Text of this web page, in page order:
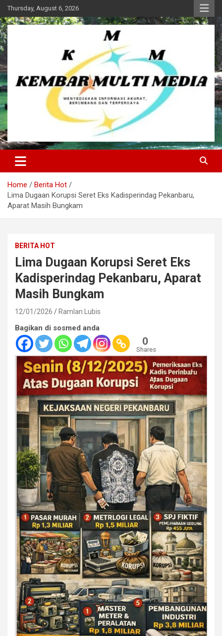
Skip
to
content
Thursday, August 6, 2026
Kembar Multi Media
Home
Berita Hot
Lima Dugaan Korupsi Seret Eks Kadisperindag Pekanbaru,
Aparat Masih Bungkam
BERITA HOT
Lima Dugaan Korupsi Seret Eks
Kadisperindag Pekanbaru, Aparat
Masih Bungkam
12/01/2026 Ramlan Lubis
Bagikan di sosmed anda
0
Shares